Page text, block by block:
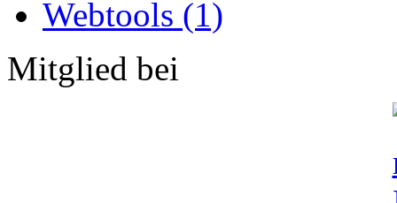
Webtools (1)
Mitglied bei